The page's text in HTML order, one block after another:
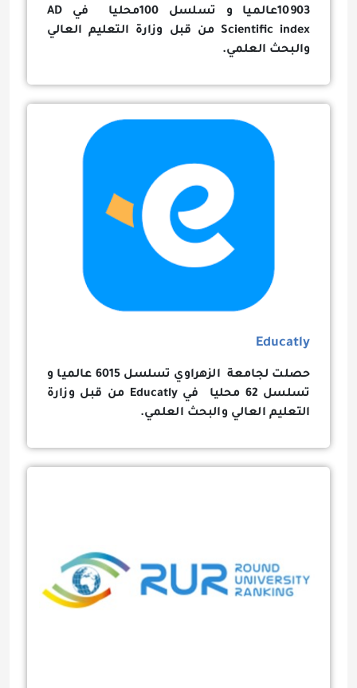
10903عالميا و تسلسل 100محليا في
AD
Scientific index من قبل وزارة التعليم العالي
والبحث العلمي.
Educatly
حصلت لجامعة الزهراوي تسلسل 6015 عالميا و
تسلسل 62 محليا في
Educatly من قبل وزارة
التعليم العالي والبحث العلمي.